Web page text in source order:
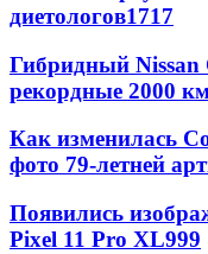
диетологов1717
Гибридный Nissan
рекордные 2000
Как изменилась
фото 79-летней
Появились
Pixel 11 Pro XL999